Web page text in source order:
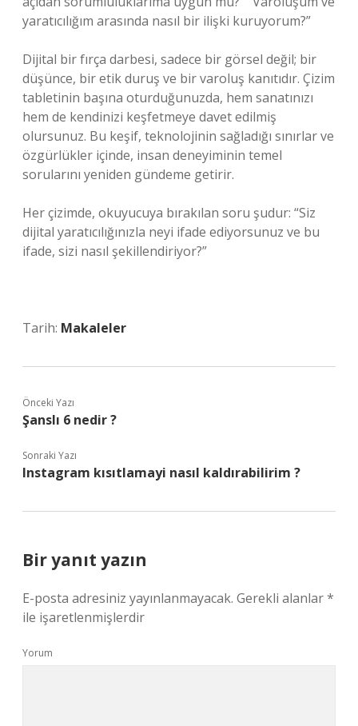
yaratıcılığım arasında nasıl bir ilişki kuruyorum?”
Dijital bir fırça darbesi, sadece bir görsel değil; bir
düşünce, bir etik duruş ve bir varoluş kanıtıdır. Çizim
tabletinin başına oturduğunuzda, hem sanatınızı
hem de kendinizi keşfetmeye davet edilmiş
olursunuz. Bu keşif, teknolojinin sağladığı sınırlar ve
özgürlükler içinde, insan deneyiminin temel
sorularını yeniden gündeme getirir.
Her çizimde, okuyucuya bırakılan soru şudur: “Siz
dijital yaratıcılığınızla neyi ifade ediyorsunuz ve bu
ifade, sizi nasıl şekillendiriyor?”
Tarih: Makaleler
Önceki Yazı
Şanslı 6 nedir ?
Sonraki Yazı
Instagram kısıtlamayi nasıl kaldırabilirim ?
Bir yanıt yazın
E-posta adresiniz yayınlanmayacak. Gerekli alanlar*
ile işaretlenmişlerdir
Yorum